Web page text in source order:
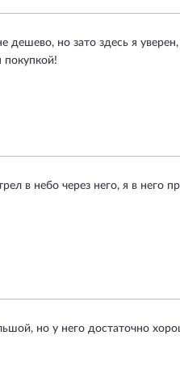
но зато здесь я
покупкой!
в небо через него, я в него
но у него достаточно